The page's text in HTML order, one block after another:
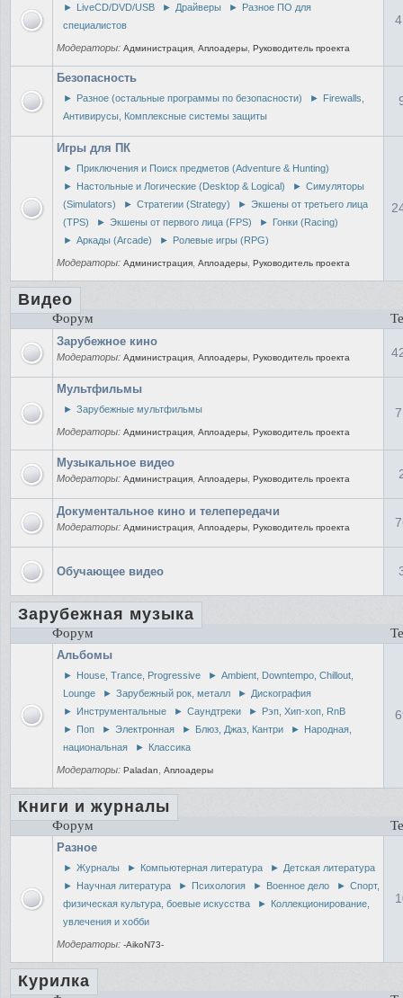
► LiveCD/DVD/USB ► Драйверы ► Разное ПО для
специалистов
Модераторы: Администрация Аплоадеры Руководитель проекта
Безопасность
► Разное (остальные программы по безопасности) ► Firewalls,
Антивирусы, Комплексные системы защиты
Игры для ПК
► Приключения и Поиск предметов (Adventure & Hunting)
► Настольные и Логические (Desktop & Logical) ► Симуляторы
(Simulators)
► Стратегии (Strategy) ► Экшены от третьего лица
(TPS)
► Экшены от первого лица (FPS) ► Гонки (Racing)
► Аркады (Arcade) ► Ролевые игры (RPG)
Модераторы: Администрация Аплоадеры Руководитель проекта
Видео
Форум
Зарубежное кино
Модераторы: Администрация Аплоадеры Руководитель проекта
Мультфильмы
► Зарубежные мультфильмы
Модераторы: Администрация Аплоадеры Руководитель проекта
Музыкальное видео
Модераторы: Администрация Аплоадеры Руководитель проекта
Документальное кино и телепередачи
Модераторы: Администрация Аплоадеры Руководитель проекта
Обучающее видео
Зарубежная музыка
Форум
Альбомы
► House, Trance, Progressive ► Ambient, Downtempo, Chillout,
Lounge
► Зарубежный рок, металл ► Дискография
► Инструментальные ► Саундтреки ► Рэп, Хип-хоп, RnB
► Поп ► Электронная ► Блюз, Джаз, Кантри ► Народная,
национальная
► Классика
Модераторы: Paladan Аплоадеры
Книги и журналы
Форум
Разное
► Журналы ► Компьютерная литература ► Детская литература
► Научная литература ► Психология ► Военное дело ► Спорт,
физическая культура, боевые искусства
► Коллекционирование,
увлечения и хобби
Модераторы: -AikoN73-
Курилка